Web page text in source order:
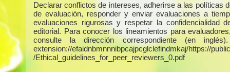
Declarar conflictos de intereses, adherirse a las políticas
de evaluación, responder y enviar evaluaciones a
evaluaciones rigurosas y respetar la confidencialidad
editorial. Para conocer los lineamientos para
consulte la dirección correspondiente (en
extension://efaidnbmnnnibpcajpcglclefindmkaj/https://
/Ethical_guidelines_for_peer_reviewers_0.pdf